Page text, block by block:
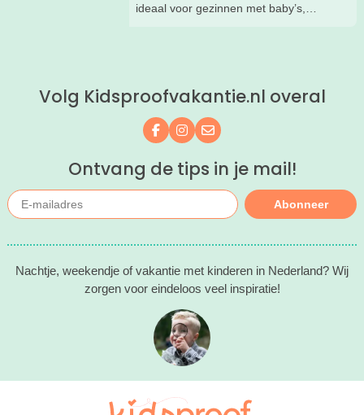
ideaal voor gezinnen met baby’s,
Volg Kidsproofvakantie.nl overal
Volg ons op Facebook
Volg ons op Instagram
Mail ons
Ontvang de tips in je mail!
Abonneer
Nachtje, weekendje of vakantie met kinderen in Nederland? Wij
zorgen voor eindeloos veel inspiratie!